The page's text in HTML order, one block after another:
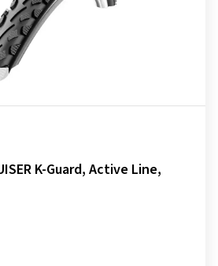
K-Guard, Active Line,